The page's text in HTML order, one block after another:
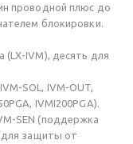
проводной плюс до
блокировки.
IVM), десять для
SOL, IVM-OUT,
IVMI200PGA).
SEN (поддержка
для защиты от